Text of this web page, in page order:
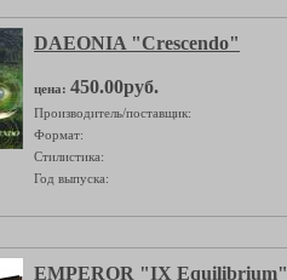
DAEONIA "Crescendo"
цена: 450.00руб.
Производитель/поставщик:
Формат:
Стилистика:
Год выпуска:
EMPEROR "IX Equilibrium"